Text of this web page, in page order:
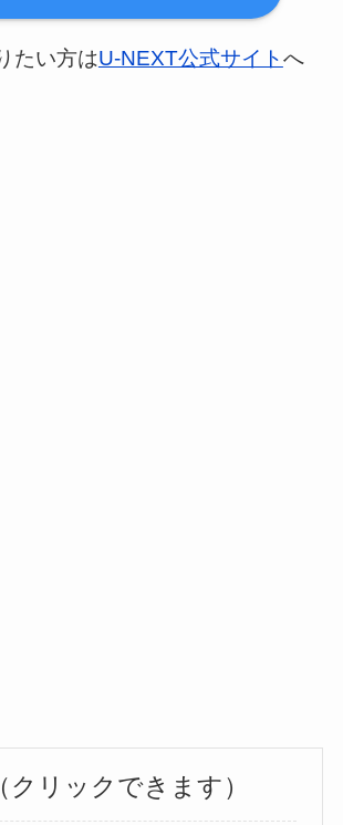
たい方はU-NEXT公式サイトへ
クリックできます）